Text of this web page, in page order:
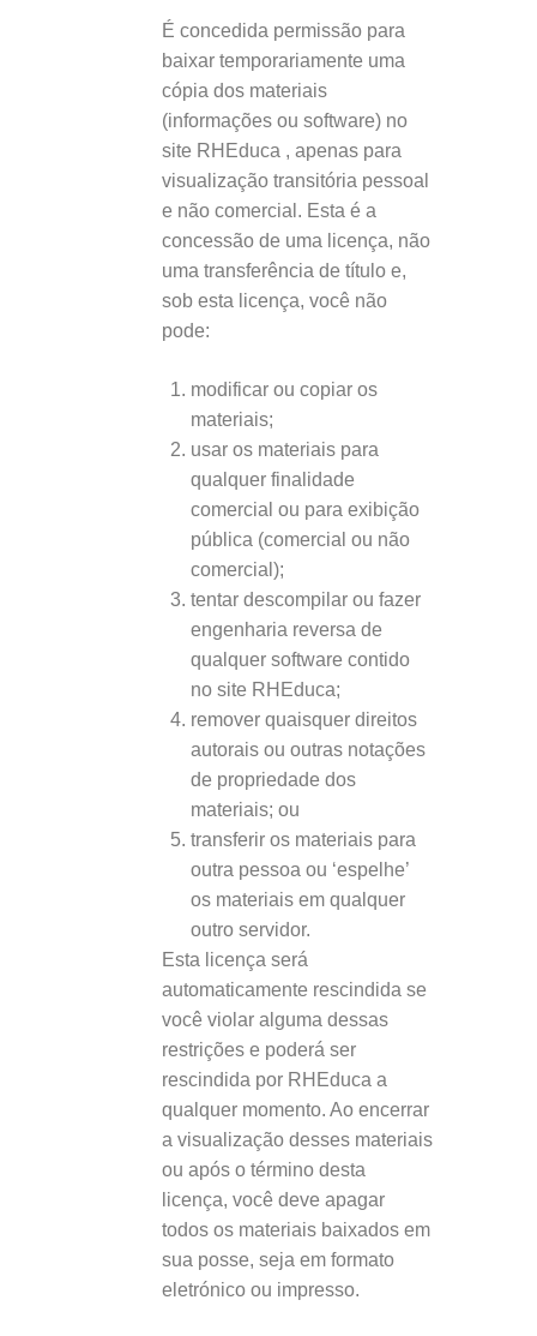
É concedida permissão para
baixar temporariamente uma
cópia dos materiais
(informações ou software) no
site RHEduca , apenas para
visualização transitória pessoal
e não comercial. Esta é a
concessão de uma licença, não
uma transferência de título e,
sob esta licença, você não
pode:
modificar ou copiar os
materiais;
usar os materiais para
qualquer finalidade
comercial ou para exibição
pública (comercial ou não
comercial);
tentar descompilar ou fazer
engenharia reversa de
qualquer software contido
no site RHEduca;
remover quaisquer direitos
autorais ou outras notações
de propriedade dos
materiais; ou
transferir os materiais para
outra pessoa ou ‘espelhe’
os materiais em qualquer
outro servidor.
Esta licença será
automaticamente rescindida se
você violar alguma dessas
restrições e poderá ser
rescindida por RHEduca a
qualquer momento. Ao encerrar
a visualização desses materiais
ou após o término desta
licença, você deve apagar
todos os materiais baixados em
sua posse, seja em formato
eletrónico ou impresso.